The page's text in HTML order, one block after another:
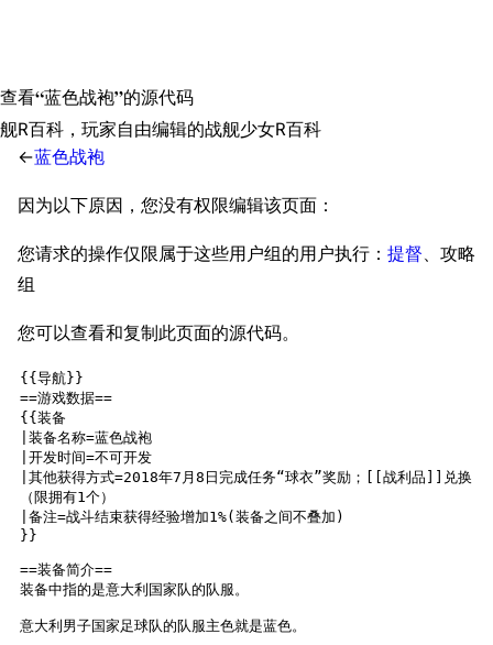
舰R百科
导航
最近更改
留言讨论页
新文件
新页面
帮助
资助百科
编辑规范
随便逛逛
游戏系统
推荐角色与游戏技
远征
任务
战利品与功勋
技能
舰娘与装备
查看“︁蓝色战袍”︁的源代码
舰R百科，玩家自由编辑的战舰少女R百科
←蓝色战袍
因为以下原因，您没有权限编辑该页面：
您请求的操作仅限属于这些用户组的用户执行： 提督、​攻略
组
您可以查看和复制此页面的源代码。